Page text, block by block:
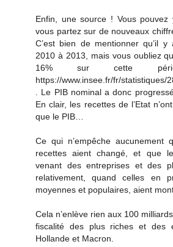
Enfin, une source ! Vous pouvez
vous partez sur de nouveaux
C’est bien de mentionner qu’il
2010 à 2013, mais vous oubliez
16% sur cette
https://www.insee.fr/fr/statistiques/
. Le PIB nominal a donc
En clair, les recettes de l’Etat
que le PIB…
Ce qui n’empêche aucunement
recettes aient changé, et que
venant des entreprises et des
relativement, quand celles en
moyennes et populaires, aient
Cela n’enlève rien aux 100
fiscalité des plus riches et des
Hollande et Macron.